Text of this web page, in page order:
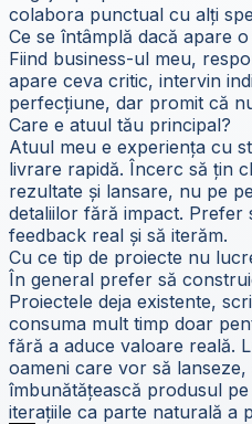
colabora punctual cu alți
Ce se întâmplă dacă apare
Fiind business-ul meu,
apare ceva critic, intervin
perfecțiune, dar promit că
Care e atuul tău principal?
Atuul meu e experiența cu
livrare rapidă. Încerc să țin
rezultate și lansare, nu pe
detaliilor fără impact. Prefer
feedback real și să iterăm.
Cu ce tip de proiecte nu
În general prefer să
Proiectele deja existente,
consuma mult timp doar
fără a aduce valoare reală.
oameni care vor să lanseze,
îmbunătățească produsul
iterațiile ca parte naturală a